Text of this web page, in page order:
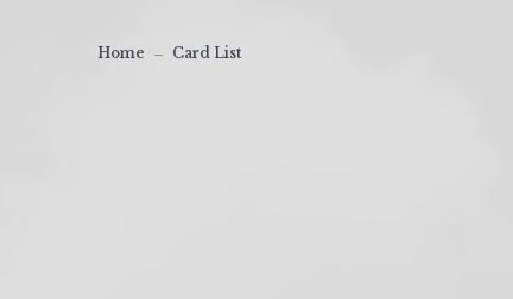
Home Card List